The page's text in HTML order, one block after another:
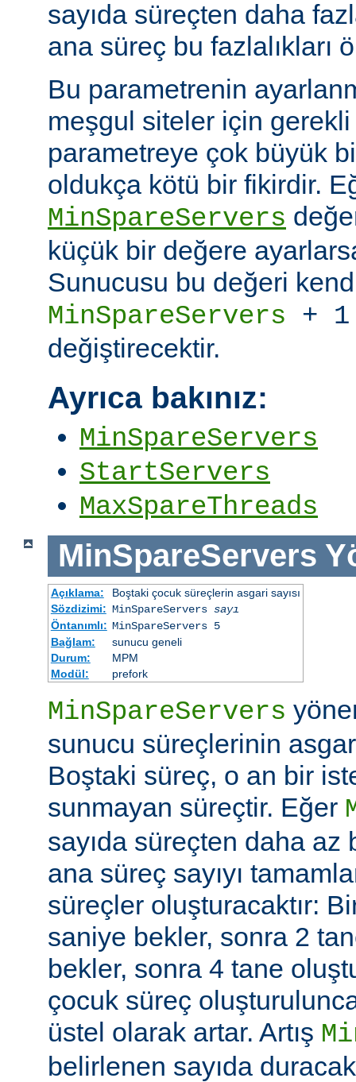
sayıda süreçten daha
ana süreç bu fazlalıkları
Bu parametrenin
meşgul siteler için
parametreye çok büyük
oldukça kötü bir fikirdir.
MinSpareServers
küçük bir değere
Sunucusu bu değeri
MinSpareServers + 1
değiştirecektir.
Ayrıca bakınız:
MinSpareServers
StartServers
MaxSpareThreads
MinSpareServers
Açıklama:
Boştaki çocuk süreçlerin asgari sayısı
Sözdizimi: MinSpareServers sayı
Öntanımlı: MinSpareServers 5
Bağlam:
sunucu geneli
Durum:
MPM
Modül:
prefork
MinSpareServers
sunucu süreçlerinin
Boştaki süreç, o an bir
sunmayan süreçtir. Eğer
sayıda süreçten daha az
ana süreç sayıyı
süreçler oluşturacaktır:
saniye bekler, sonra 2
bekler, sonra 4 tane
çocuk süreç
üstel olarak artar. Artış
belirlenen sayıda